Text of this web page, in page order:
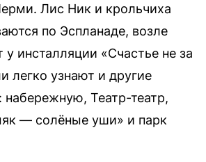
Лис Ник и крольчиха
по Эспланаде, возле
инсталляции «Счастье не за
легко узнают и другие
набережную, Театр-театр,
— солёные уши» и парк